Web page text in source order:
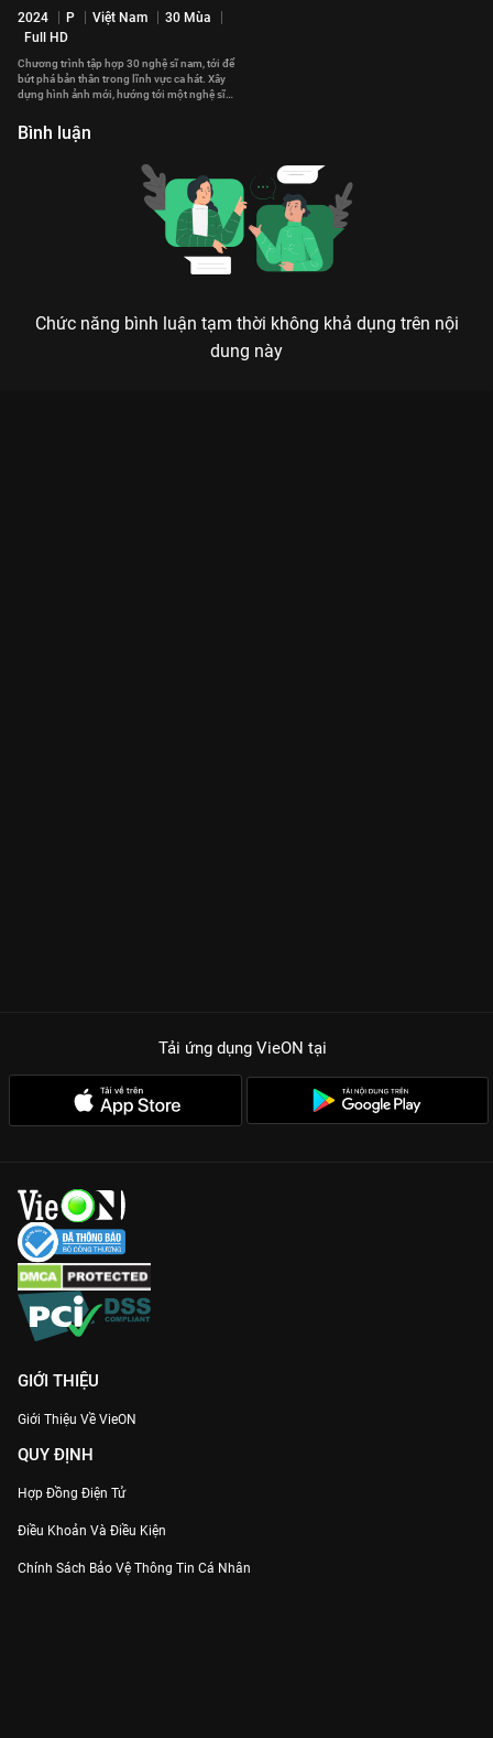
2024 P Việt Nam
30 Mùa
Full HD
Chương trình tập hợp 30 nghệ sĩ nam, tới để
bứt phá bản thân trong lĩnh vực ca hát. Xây
dựng hình ảnh mới, hướng tới một nghệ sĩ
Bình luận
Chức năng bình luận tạm thời không khả dụng trên nội
dung này
Tải ứng dụng VieON tại
GIỚI THIỆU
Giới Thiệu Về VieON
QUY ĐỊNH
Hợp Đồng Điện Tử
Điều Khoản Và Điều Kiện
Chính Sách Bảo Vệ Thông Tin Cá Nhân